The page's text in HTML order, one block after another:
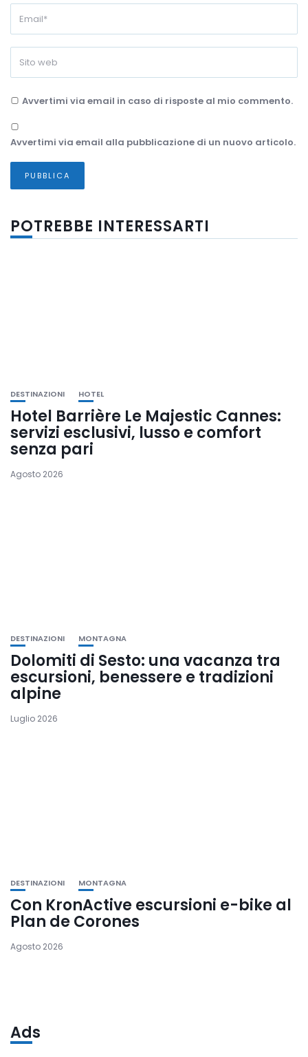
Avvertimi via email in caso di risposte al mio commento.
Avvertimi via email alla pubblicazione di un nuovo articolo.
POTREBBE INTERESSARTI
DESTINAZIONI HOTEL
Hotel Barrière Le Majestic Cannes:
servizi esclusivi, lusso e comfort
senza pari
Agosto 2026
DESTINAZIONI MONTAGNA
Dolomiti di Sesto: una vacanza tra
escursioni, benessere e tradizioni
alpine
Luglio 2026
DESTINAZIONI MONTAGNA
Con KronActive escursioni e-bike al
Plan de Corones
Agosto 2026
Ads